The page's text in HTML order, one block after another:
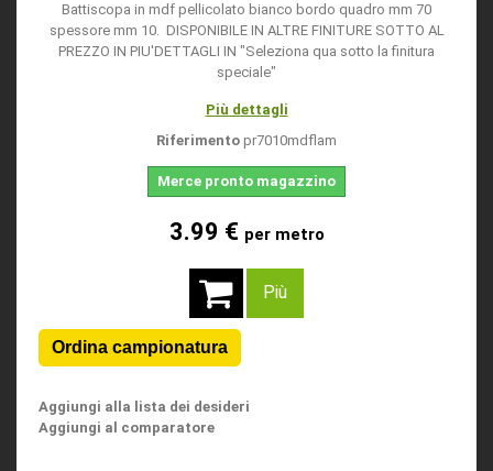
Battiscopa in mdf pellicolato bianco bordo quadro mm 70
spessore mm 10. DISPONIBILE IN ALTRE FINITURE SOTTO AL
PREZZO IN PIU'DETTAGLI IN "Seleziona qua sotto la finitura
speciale"
Più dettagli
Riferimento pr7010mdflam
Merce pronto magazzino
3.99 € per metro
Più
Aggiungi alla lista dei desideri
Aggiungi al comparatore